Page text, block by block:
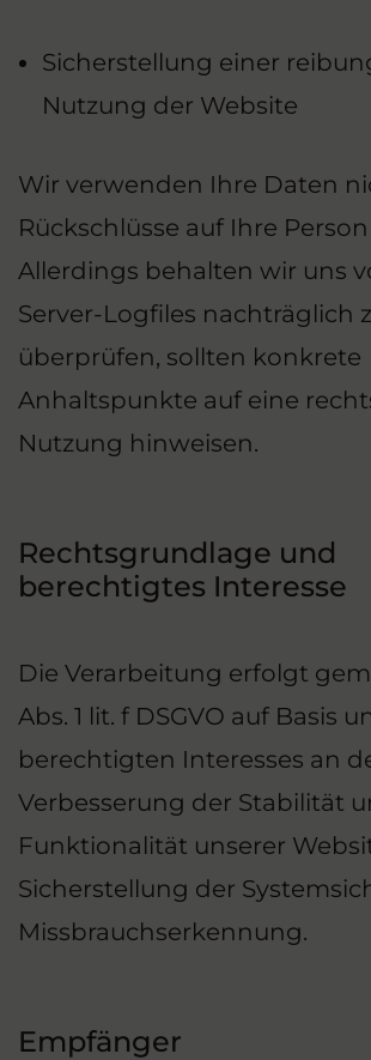
Sicherstellung einer
Nutzung der Website
Wir verwenden Ihre Daten
Rückschlüsse auf Ihre
Allerdings behalten wir uns
Server-Logfiles nachträglich
überprüfen, sollten konkrete
Anhaltspunkte auf eine
Nutzung hinweisen.
Rechtsgrundlage und
berechtigtes Interesse
Die Verarbeitung erfolgt
Abs. 1 lit. f DSGVO auf Basis
berechtigten Interesses an
Verbesserung der Stabilität
Funktionalität unserer
Sicherstellung der
Missbrauchserkennung.
Empfänger